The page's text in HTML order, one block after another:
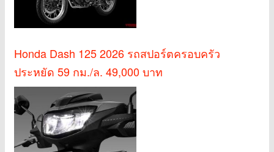
Honda Dash 125 2026 รถสปอร์ตครอบครัว
ประหยัด 59 กม./ล. 49,000 บาท